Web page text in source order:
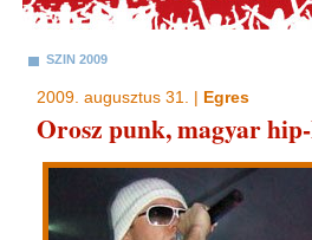
SZIN 2009
2009. augusztus 31. | Egres
Orosz punk, magyar